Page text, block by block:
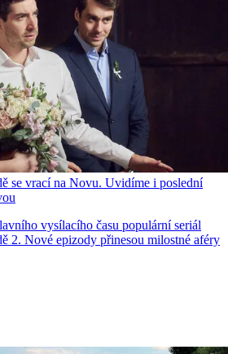
se vrací na Novu. Uvidíme i poslední
vysílacího času populární seriál
2. Nové epizody přinesou milostné aféry